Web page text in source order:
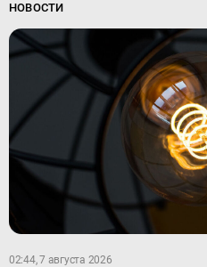
НОВОСТИ
02:44, 7 августа 2026